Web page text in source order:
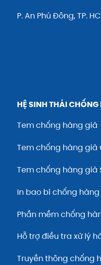
P. An Phú Đông, TP.
HỆ SINH THÁI
Tem chống hàng giả
Tem chống hàng giả
Tem chống hàng giả
In bao bì chống
Phần mềm chống
Hỗ trợ điều tra xử lý
Truyền thông chống